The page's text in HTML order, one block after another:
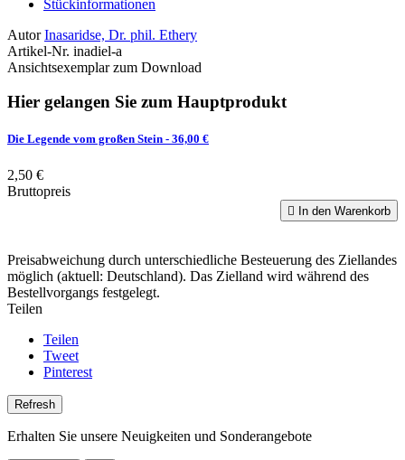
Stückinformationen
Autor Inasaridse, Dr. phil. Ethery
Artikel-Nr. inadiel-a
Ansichtsexemplar zum Download
Hier gelangen Sie zum Hauptprodukt
Die Legende vom großen Stein - 36,00 €
2,50 €
Bruttopreis
 In den Warenkorb
Preisabweichung durch unterschiedliche Besteuerung des Ziellandes
möglich (aktuell: Deutschland). Das Zielland wird während des
Bestellvorgangs festgelegt.
Teilen
Teilen
Tweet
Pinterest
Erhalten Sie unsere Neuigkeiten und Sonderangebote